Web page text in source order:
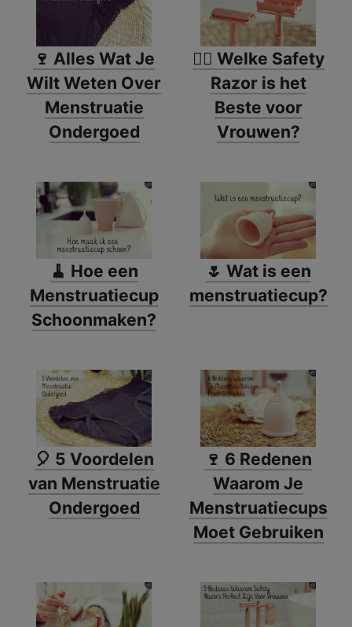
🍷 Alles Wat Je
Wilt Weten Over
Menstruatie
Ondergoed
🙋‍♀️ Welke Safety
Razor is het
Beste voor
Vrouwen?
🧹 Hoe een
Menstruatiecup
Schoonmaken?
🌷 Wat is een
menstruatiecup?
🎈 5 Voordelen
van Menstruatie
Ondergoed
🍷 6 Redenen
Waarom Je
Menstruatiecups
Moet Gebruiken